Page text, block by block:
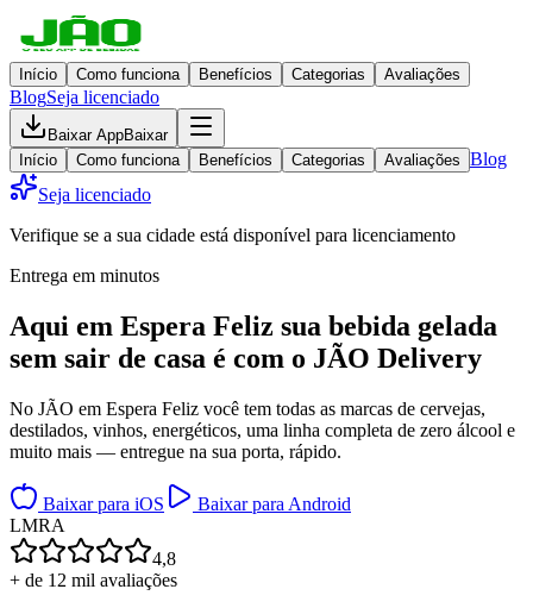
Início Como funciona Benefícios Categorias Avaliações
BlogSeja licenciado
Baixar AppBaixar
Início
Como funciona Benefícios Categorias Avaliações Blog
Seja licenciado
Verifique se a sua cidade está disponível para licenciamento
Entrega em minutos
Aqui em Espera Feliz sua bebida gelada
sem sair de casa é com o JÃO Delivery
No JÃO em Espera Feliz você tem todas as marcas de cervejas,
destilados, vinhos, energéticos, uma linha completa de zero álcool e
muito mais — entregue na sua porta, rápido.
Baixar para iOS
Baixar para Android
LMRA
4,8
+ de 12 mil avaliações